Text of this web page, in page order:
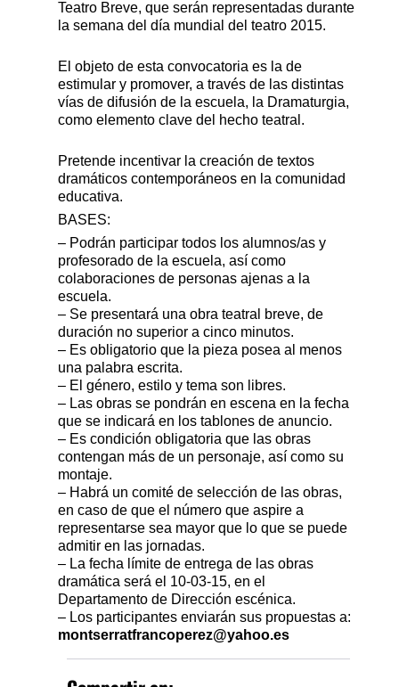
Teatro Breve, que serán representadas durante
la semana del día mundial del teatro 2015.
El objeto de esta convocatoria es la de
estimular y promover, a través de las distintas
vías de difusión de la escuela, la Dramaturgia,
como elemento clave del hecho teatral.
Pretende incentivar la creación de textos
dramáticos contemporáneos en la comunidad
educativa.
BASES:
– Podrán participar todos los alumnos/as y
profesorado de la escuela, así como
colaboraciones de personas ajenas a la
escuela.
– Se presentará una obra teatral breve, de
duración no superior a cinco minutos.
– Es obligatorio que la pieza posea al menos
una palabra escrita.
– El género, estilo y tema son libres.
– Las obras se pondrán en escena en la fecha
que se indicará en los tablones de anuncio.
– Es condición obligatoria que las obras
contengan más de un personaje, así como su
montaje.
– Habrá un comité de selección de las obras,
en caso de que el número que aspire a
representarse sea mayor que lo que se puede
admitir en las jornadas.
– La fecha límite de entrega de las obras
dramática será el 10-03-15, en el
Departamento de Dirección escénica.
– Los participantes enviarán sus propuestas a:
montserratfrancoperez@yahoo.es